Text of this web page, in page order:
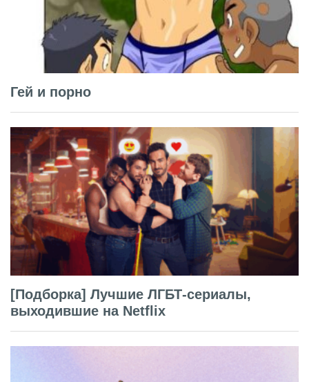
Гей и порно
[Подборка] Лучшие ЛГБТ-сериалы,
выходившие на Netflix